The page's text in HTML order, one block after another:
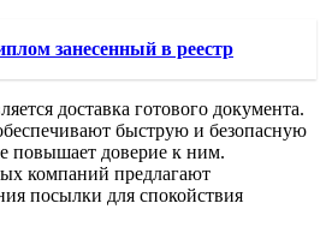
занесенный в реестр
доставка готового документа.
быструю и безопасную
повышает доверие к ним.
компаний предлагают
посылки для спокойствия